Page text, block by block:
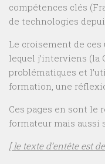
compétences clés
de technologies
Le croisement de
lequel j’interviens (la
problématiques et
formation, une
Ces pages en sont le
formateur mais aussi
[ le texte d’entête est